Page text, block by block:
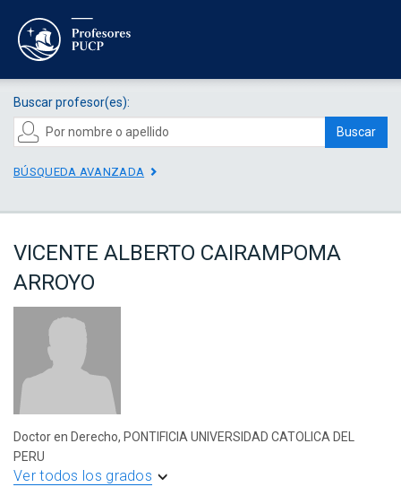
Buscar profesor(es):
Buscar
BÚSQUEDA AVANZADA
VICENTE ALBERTO CAIRAMPOMA
ARROYO
Doctor en Derecho, PONTIFICIA UNIVERSIDAD CATOLICA DEL
PERU
Ver todos los grados